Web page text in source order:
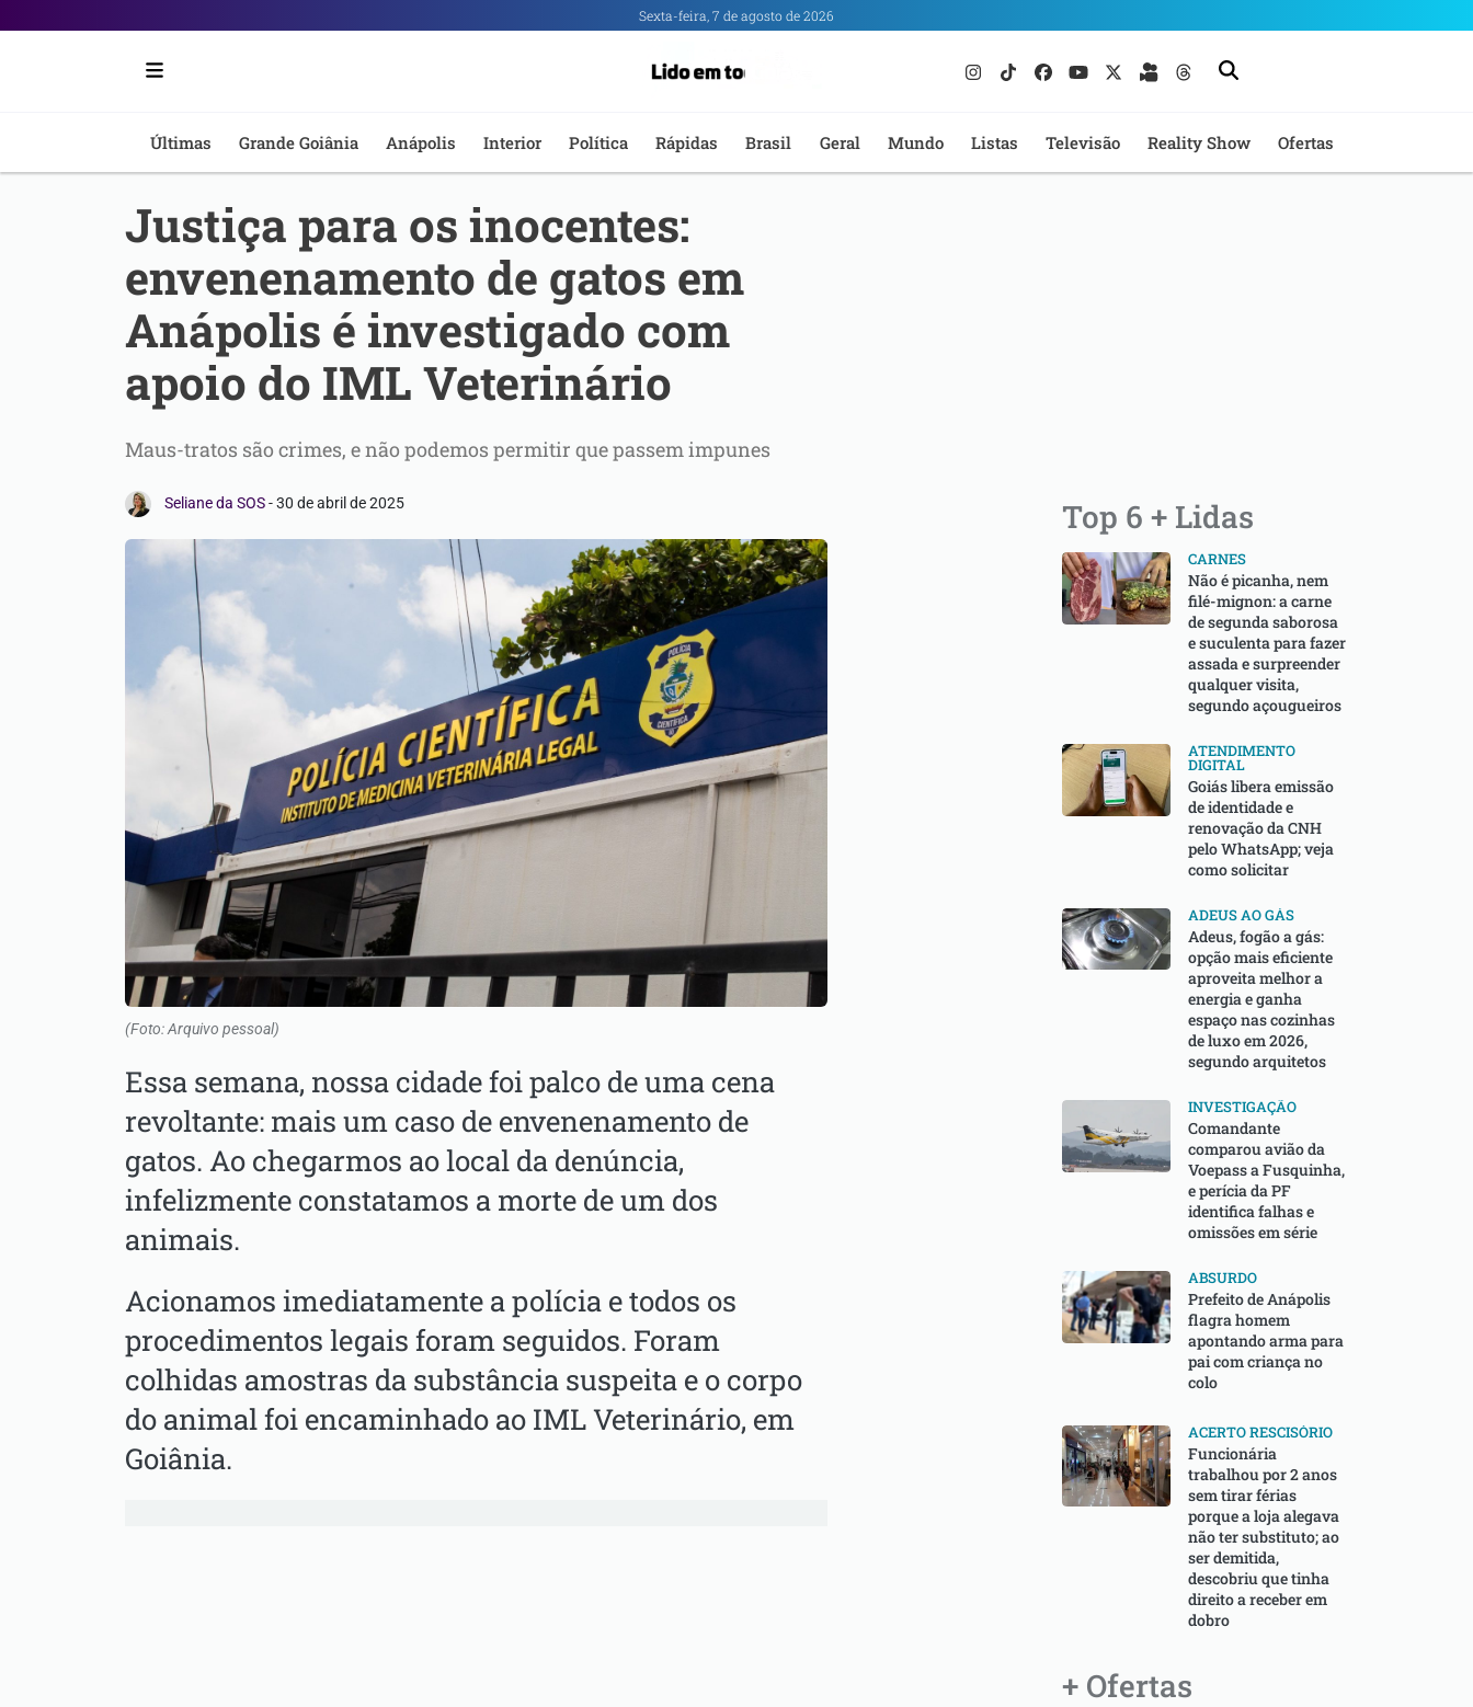
Portal
Notícias
Anápolis
Sexta-feira, 7 de agosto de 2026
Últimas Grande Goiânia Anápolis Interior Política Rápidas Brasil Geral Mundo Listas Televisão Reality Show Ofertas
Justiça para os inocentes:
envenenamento de gatos em
Anápolis é investigado com
apoio do IML Veterinário
Maus-tratos são crimes, e não podemos permitir que passem impunes
Seliane da SOS-30 de abril de 2025
(Foto: Arquivo pessoal)
Essa semana, nossa cidade foi palco de uma cena
revoltante: mais um caso de envenenamento de
gatos. Ao chegarmos ao local da denúncia,
infelizmente constatamos a morte de um dos
animais.
Acionamos imediatamente a polícia e todos os
procedimentos legais foram seguidos. Foram
colhidas amostras da substância suspeita e o corpo
do animal foi encaminhado ao IML Veterinário, em
Goiânia.
Top 6 + Lidas
CARNES
Não é picanha, nem
filé-mignon: a carne
de segunda saborosa
e suculenta para fazer
assada e surpreender
qualquer visita,
segundo açougueiros
ATENDIMENTO
DIGITAL
Goiás libera emissão
de identidade e
renovação da CNH
pelo WhatsApp; veja
como solicitar
ADEUS AO GÁS
Adeus, fogão a gás:
opção mais eficiente
aproveita melhor a
energia e ganha
espaço nas cozinhas
de luxo em 2026,
segundo arquitetos
INVESTIGAÇÃO
Comandante
comparou avião da
Voepass a Fusquinha,
e perícia da PF
identifica falhas e
omissões em série
ABSURDO
Prefeito de Anápolis
flagra homem
apontando arma para
pai com criança no
colo
ACERTO RESCISÓRIO
Funcionária
trabalhou por 2 anos
sem tirar férias
porque a loja alegava
não ter substituto; ao
ser demitida,
descobriu que tinha
direito a receber em
dobro
+ Ofertas